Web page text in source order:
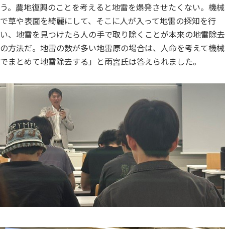
う。農地復興のことを考えると地雷を爆発させたくない。機械
で草や表面を綺麗にして、そこに人が入って地雷の探知を行
い、地雷を見つけたら人の手で取り除くことが本来の地雷除去
の方法だ。地雷の数が多い地雷原の場合は、人命を考えて機械
でまとめて地雷除去する」と雨宮氏は答えられました。